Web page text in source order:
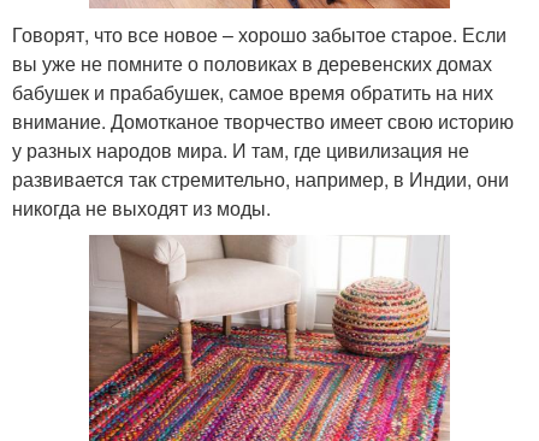
Говорят, что все новое – хорошо забытое старое. Если
вы уже не помните о половиках в деревенских домах
бабушек и прабабушек, самое время обратить на них
внимание. Домотканое творчество имеет свою историю
у разных народов мира. И там, где цивилизация не
развивается так стремительно, например, в Индии, они
никогда не выходят из моды.